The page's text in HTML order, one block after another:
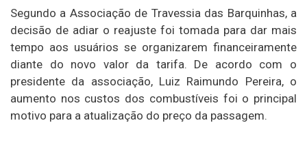
Segundo a Associação de Travessia das Barquinhas, a
decisão de adiar o reajuste foi tomada para dar mais
tempo aos usuários se organizarem financeiramente
diante do novo valor da tarifa. De acordo com o
presidente da associação, Luiz Raimundo Pereira, o
aumento nos custos dos combustíveis foi o principal
motivo para a atualização do preço da passagem.